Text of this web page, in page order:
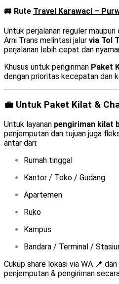
🚐 Rute Travel Karawaci –
Untuk perjalanan reguler
Arni Trans melintasi jalur via Tol
perjalanan lebih cepat dan
Khusus untuk pengiriman Paket
dengan prioritas kecepatan dan
💼 Untuk Paket Kilat &
Untuk layanan pengiriman kilat
penjemputan dan tujuan juga
antar dari:
Rumah tinggal
Kantor / Toko / Gudang
Apartemen
Ruko
Kampus
Bandara / Terminal /
Cukup share lokasi via WA 📍
penjemputan & pengiriman